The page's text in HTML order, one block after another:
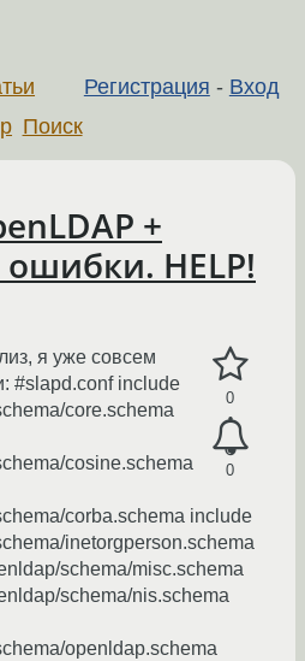
Регистрация - Вход
Поиск
+
HELP!
0
0
я уже совсем
#slapd.conf include
core.schema
cosine.schema
corba.schema include
inetorgperson.schema
schema/misc.schema
schema/nis.schema
openldap.schema